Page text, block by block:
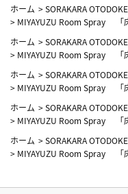
ホーム >SORAKARA OTODOKE
> MIYAYUZU Room Spray 「
ホーム >SORAKARA OTODOKE
> MIYAYUZU Room Spray 「
ホーム >SORAKARA OTODOKE
> MIYAYUZU Room Spray 「
ホーム >SORAKARA OTODOKE
> MIYAYUZU Room Spray 「
ホーム >SORAKARA OTODOKE
> MIYAYUZU Room Spray 「